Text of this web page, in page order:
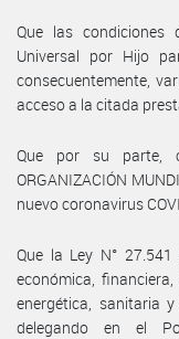
Que las condiciones
Universal por Hijo
consecuentemente,
acceso a la citada
Que por su parte,
ORGANIZACIÓN
nuevo coronavirus
Que la Ley N°
económica,
energética, sanitaria
delegando en el